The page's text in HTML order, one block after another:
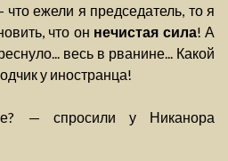
ежели я председатель, то я
что он нечистая сила! А
весь в рванине... Какой
у иностранца!
— спросили у Никанора